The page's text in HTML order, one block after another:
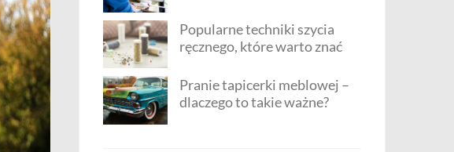
Popularne techniki szycia
ręcznego, które warto znać
Pranie tapicerki meblowej –
dlaczego to takie ważne?